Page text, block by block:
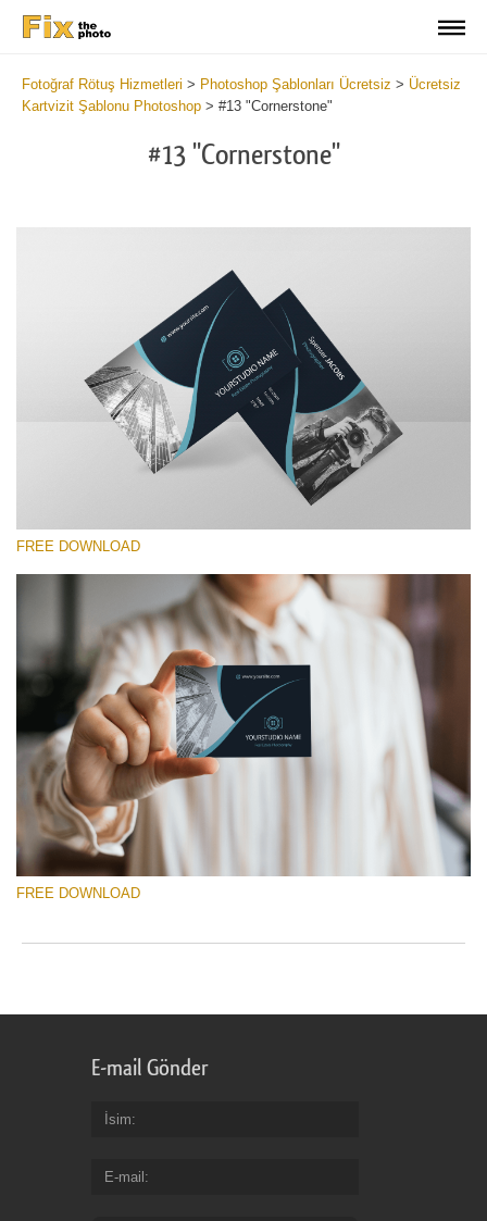
Fotoğraf Rötuş Hizmetleri > Photoshop Şablonları Ücretsiz > Ücretsiz
Kartvizit Şablonu Photoshop > #13 "Cornerstone"
#13 "Cornerstone"
Lütfen seçin
Free Template #13
Photography Flyer Template
Ücretsiz indirin
FREE DOWNLOAD
FREE DOWNLOAD
E-mail Gönder
İsim
E-mail